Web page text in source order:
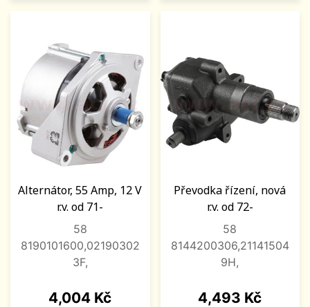
Alternátor, 55 Amp, 12 V
r.v. od 71-
58
8190101600,02190302
3F,
Price
4,004 Kč
Převodka řízení, nová
r.v. od 72-
58
8144200306,21141504
9H,
Price
4,493 Kč